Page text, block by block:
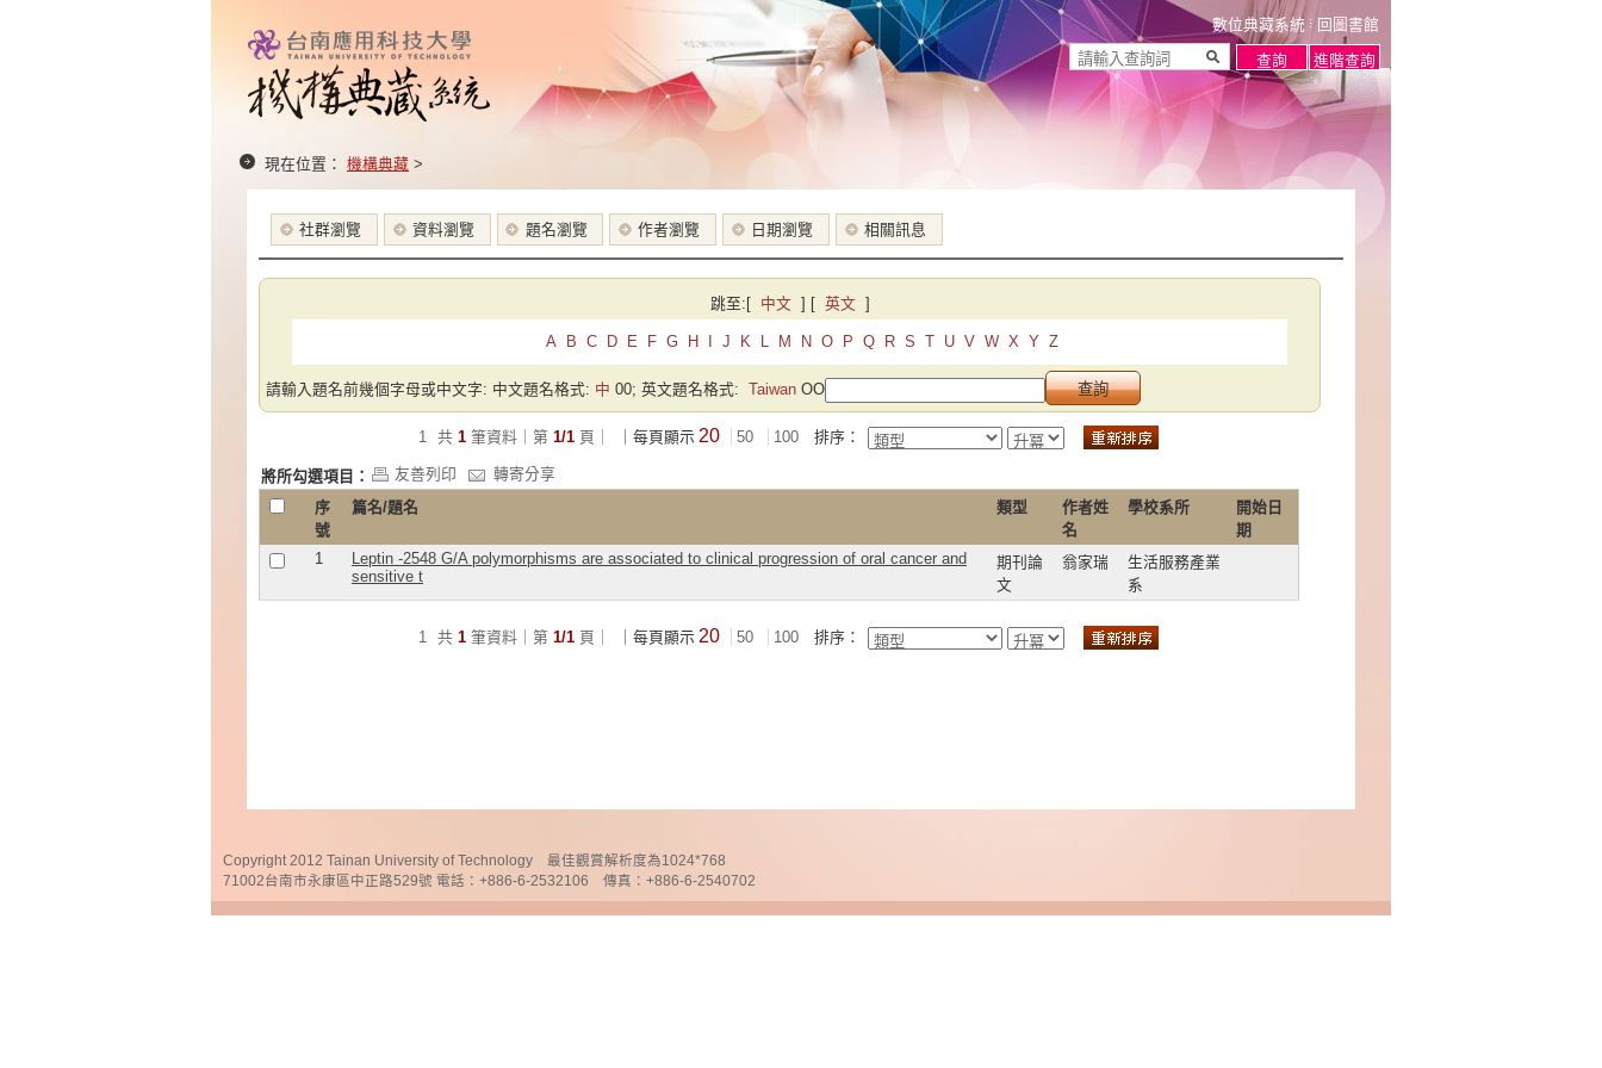
數位典藏系統 回圖書館
現在位置： 機構典藏 >
社群瀏覽 資料瀏覽 題名瀏覽 作者瀏覽 日期瀏覽 相關訊息
跳至: [ 中文 ] [ 英文 ]
A B C D E F G H J K L M N O P Q R S T U V W X Y Z
請輸入題名前幾個字母或中文字: 中文題名格式: 中 00; 英文題名格式: Taiwan OO
1 共 1 筆資料｜第 1/1 頁｜ ｜每頁顯示 20 50 100 排序：
將所勾選項目： 友善列印
轉寄分享
序
號
篇名/題名 類型
作者姓
名
學校系所
開始日
期
1
Leptin -2548 G/A polymorphisms are associated to clinical progression of oral cancer and
sensitive t
期刊論
文
翁家瑞
生活服務產業
系
1 共 1 筆資料｜第 1/1 頁｜ ｜每頁顯示 20 50 100 排序：
Copyright 2012 Tainan University of Technology 最佳觀賞解析度為1024*768
71002台南市永康區中正路529號 電話：+886-6-2532106 傳真：+886-6-2540702